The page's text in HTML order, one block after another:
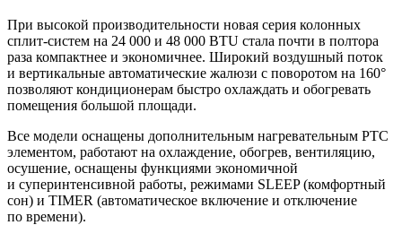
При высокой производительности новая серия колонных
сплит-систем на 24 000 и 48 000 BTU стала почти в полтора
раза компактнее и экономичнее. Широкий воздушный поток
и вертикальные автоматические жалюзи с поворотом на 160°
позволяют кондиционерам быстро охлаждать и обогревать
помещения большой площади.
Все модели оснащены дополнительным нагревательным PTC
элементом, работают на охлаждение, обогрев, вентиляцию,
осушение, оснащены функциями экономичной
и суперинтенсивной работы, режимами SLEEP (комфортный
сон) и TIMER (автоматическое включение и отключение
по времени).